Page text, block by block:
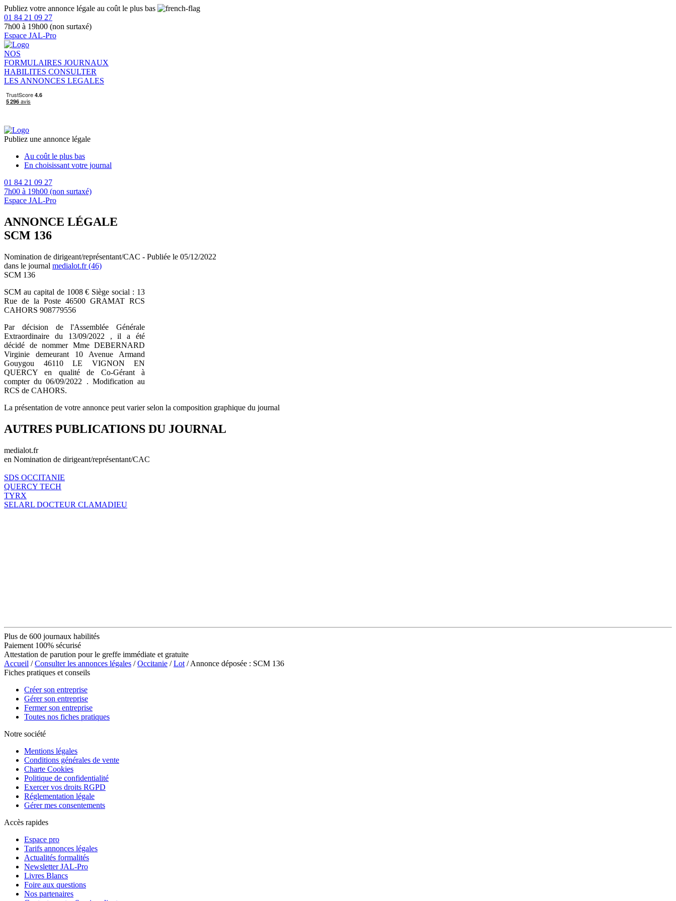
Publiez votre annonce légale au coût le plus bas
01 84 21 09 27
7h00 à 19h00 (non surtaxé)
Espace JAL-Pro
NOS
FORMULAIRES JOURNAUX
HABILITES CONSULTER
LES ANNONCES LEGALES
Publiez une annonce légale
Au coût le plus bas
En choisissant votre journal
01 84 21 09 27
7h00 à 19h00 (non surtaxé)
Espace JAL-Pro
ANNONCE LÉGALE
SCM 136
Nomination de dirigeant/représentant/CAC - Publiée le 05/12/2022
dans le journal medialot.fr (46)
SCM 136
SCM au capital de 1008 € Siège social : 13
Rue de la Poste 46500 GRAMAT RCS
CAHORS 908779556
Par décision de l'Assemblée Générale
Extraordinaire du 13/09/2022 , il a été
décidé de nommer Mme DEBERNARD
Virginie demeurant 10 Avenue Armand
Gouygou 46110 LE VIGNON EN
QUERCY en qualité de Co-Gérant à
compter du 06/09/2022 . Modification au
RCS de CAHORS.
La présentation de votre annonce peut varier selon la composition graphique du journal
AUTRES PUBLICATIONS DU JOURNAL
medialot.fr
en Nomination de dirigeant/représentant/CAC
SDS OCCITANIE
QUERCY TECH
TYRX
SELARL DOCTEUR CLAMADIEU
Plus de 600 journaux habilités
Paiement 100% sécurisé
Attestation de parution pour le greffe immédiate et gratuite
Accueil /Consulter les annonces légales /Occitanie /Lot / Annonce déposée : SCM 136
Fiches pratiques et conseils
Créer son entreprise
Gérer son entreprise
Fermer son entreprise
Toutes nos fiches pratiques
Notre société
Mentions légales
Conditions générales de vente
Charte Cookies
Politique de confidentialité
Exercer vos droits RGPD
Réglementation légale
Gérer mes consentements
Accès rapides
Espace pro
Tarifs annonces légales
Actualités formalités
Newsletter JAL-Pro
Livres Blancs
Foire aux questions
Nos partenaires